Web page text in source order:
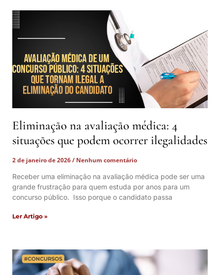
Eliminação na avaliação médica: 4
situações que podem ocorrer ilegalidades
2 de janeiro de 2026
Nenhum comentário
Receber uma eliminação na avaliação médica pode ser uma
grande frustração para quem estuda por anos para um
concurso público. Isso porque o candidato passa
Ler Artigo »